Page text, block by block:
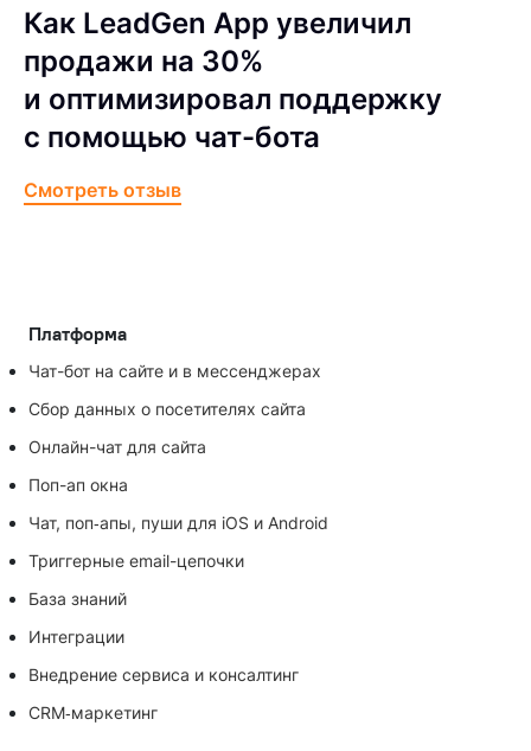
Как LeadGen App увеличил
продажи на 30%
и оптимизировал поддержку
с помощью чат-бота
Смотреть отзыв
Платформа
Чат-бот на сайте и в мессенджерах
Сбор данных о посетителях сайта
Онлайн-чат для сайта
Поп-ап окна
Чат, поп‑апы, пуши для iOS и Android
Триггерные email-цепочки
База знаний
Интеграции
Внедрение сервиса и консалтинг
CRM‑маркетинг